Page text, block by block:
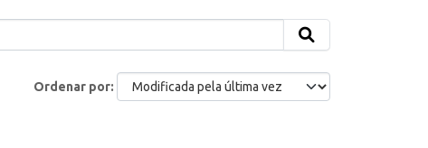
Ordenar por